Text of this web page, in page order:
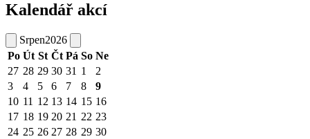
Kalendář akcí
Srpen2026
Po Út St Čt Pá So Ne
27 28 29 30 31 1
2
3
4 5 6 7 8
9
10 11 12 13 14 15 16
17 18 19 20 21 22 23
24 25 26 27 28 29 30